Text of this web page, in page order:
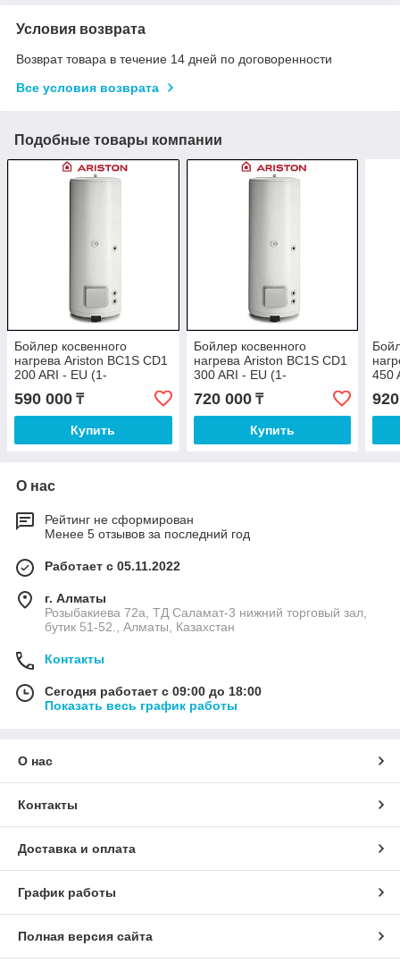
Условия возврата
Возврат товара в течение 14 дней по договоренности
Все условия возврата
Подобные товары компании
Бойлер косвенного
нагрева Ariston BC1S CD1
200 ARI - EU (1-
теплообменник)
590 000 ₸
Купить
Бойлер косвенного
нагрева Ariston BC1S CD1
300 ARI - EU (1-
теплообменник)
720 000₸
Купить
450
О нас
Рейтинг не сформирован
Менее 5 отзывов за последний год
Работает с 05.11.2022
г. Алматы
Розыбакиева 72а, ТД Саламат-3 нижний торговый зал,
бутик 51-52., Алматы, Казахстан
Контакты
Сегодня работает с 09:00 до 18:00
Показать весь график работы
О нас
Контакты
Доставка и оплата
График работы
Полная версия сайта